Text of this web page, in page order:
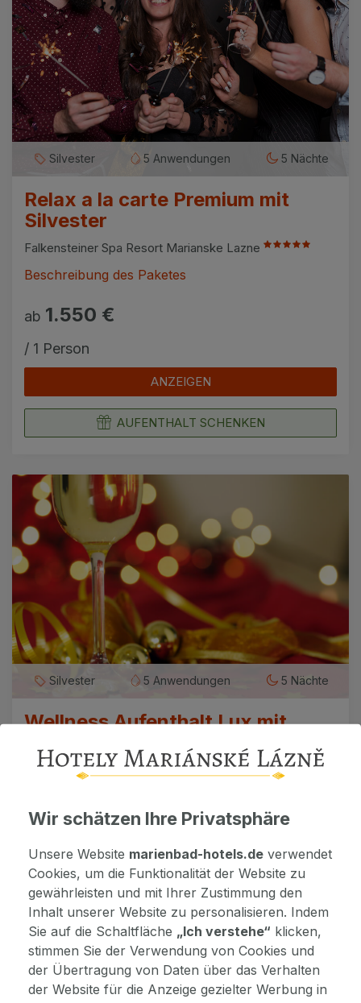
Silvester 5 Anwendungen 5 Nächte
Relax a la carte Premium mit
Silvester
Falkensteiner Spa Resort Marianske Lazne
Beschreibung des Paketes
ab 1.550 €
/ 1 Person
ANZEIGEN
AUFENTHALT SCHENKEN
Silvester 5 Anwendungen 5 Nächte
Wellness Aufenthalt Lux mit
OREA Spa Hotel Cristal
/ 1 Person
AUFENTHALT SCHENKEN
Wir schätzen Ihre Privatsphäre
Unsere Website marienbad-hotels.de verwendet
Cookies, um die Funktionalität der Website zu
gewährleisten und mit Ihrer Zustimmung den
Inhalt unserer Website zu personalisieren. Indem
Sie auf die Schaltfläche „Ich verstehe“ klicken,
stimmen Sie der Verwendung von Cookies und
der Übertragung von Daten über das Verhalten
der Website für die Anzeige gezielter Werbung in